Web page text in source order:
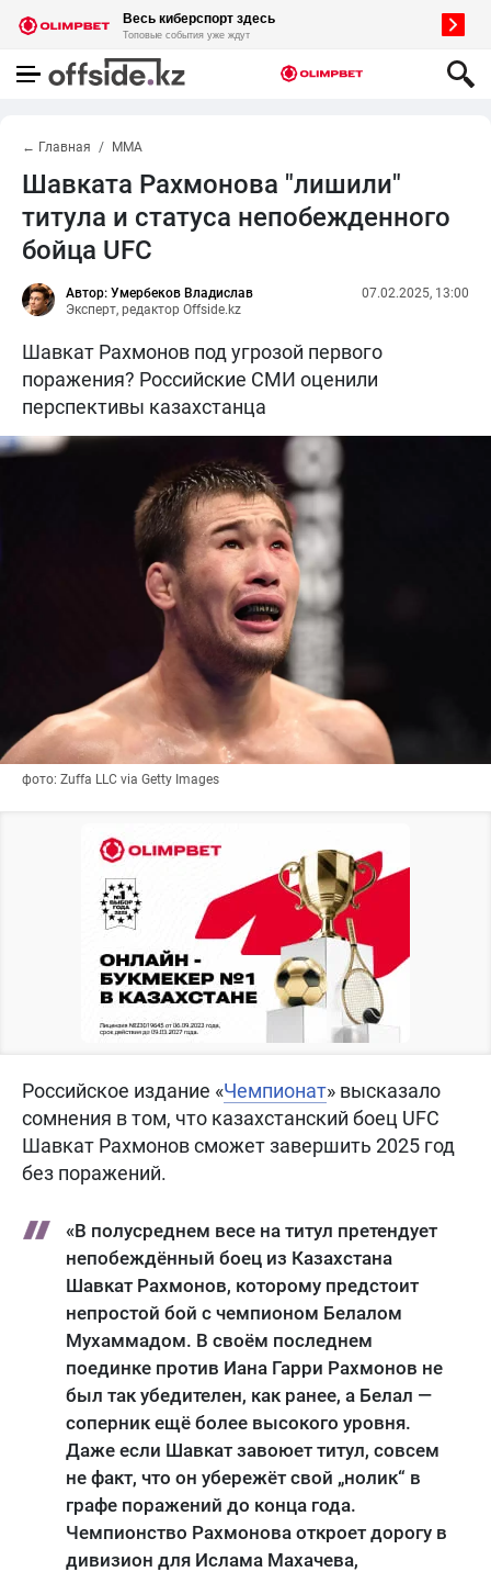
← Главная MMA
Шавката Рахмонова "лишили"
титула и статуса непобежденного
бойца UFC
Автор: Умербеков Владислав
Эксперт, редактор Offside.kz
07.02.2025, 13:00
Шавкат Рахмонов под угрозой первого
поражения? Российские СМИ оценили
перспективы казахстанца
фото: Zuffa LLC via Getty Images
Российское издание «Чемпионат» высказало
сомнения в том, что казахстанский боец UFC
Шавкат Рахмонов сможет завершить 2025 год
без поражений.
«В полусреднем весе на титул претендует
непобеждённый боец из Казахстана
Шавкат Рахмонов, которому предстоит
непростой бой с чемпионом Белалом
Мухаммадом. В своём последнем
поединке против Иана Гарри Рахмонов не
был так убедителен, как ранее, а Белал —
соперник ещё более высокого уровня.
Даже если Шавкат завоюет титул, совсем
не факт, что он убережёт свой „нолик“ в
графе поражений до конца года.
Чемпионство Рахмонова откроет дорогу в
дивизион для Ислама Махачева,